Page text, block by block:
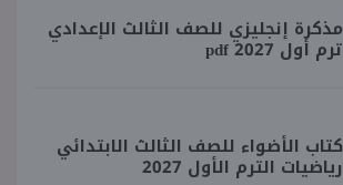
مذكرة إنجليزي للصف الثالث الإعدادي
ترم أول 2027 pdf
كتاب الأضواء للصف الثالث الابتدائي
رياضيات الترم الأول 2027